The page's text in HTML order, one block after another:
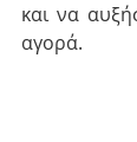
και να
αγορά.